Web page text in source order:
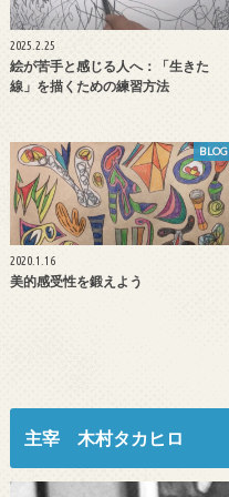
2025.2.25
絵が苦手と感じる人へ：「生きた
線」を描くための練習方法
BLOG
2020.1.16
美的感受性を鍛えよう
主宰 木村タカヒロ